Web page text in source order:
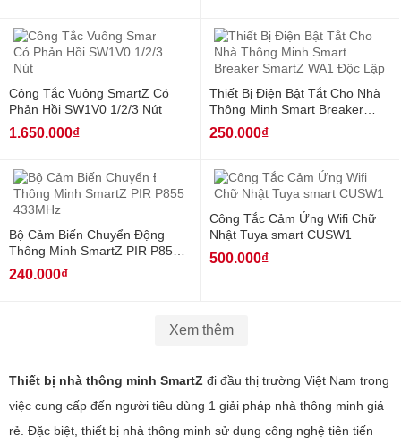
Công Tắc Vuông SmartZ Có
Phản Hồi SW1V0 1/2/3 Nút
1.650.000₫
Thiết Bị Điện Bật Tắt Cho Nhà
Thông Minh Smart Breaker
SmartZ WA1 Độc Lập
250.000₫
Bộ Cảm Biến Chuyển Động
Thông Minh SmartZ PIR P855
433MHz
240.000₫
Công Tắc Cảm Ứng Wifi Chữ
Nhật Tuya smart CUSW1
500.000₫
Xem thêm
Thiết bị nhà thông minh SmartZ đi đầu thị trường Việt Nam trong
việc cung cấp đến người tiêu dùng 1 giải pháp nhà thông minh giá
rẻ. Đặc biệt, thiết bị nhà thông minh sử dụng công nghệ tiên tiến